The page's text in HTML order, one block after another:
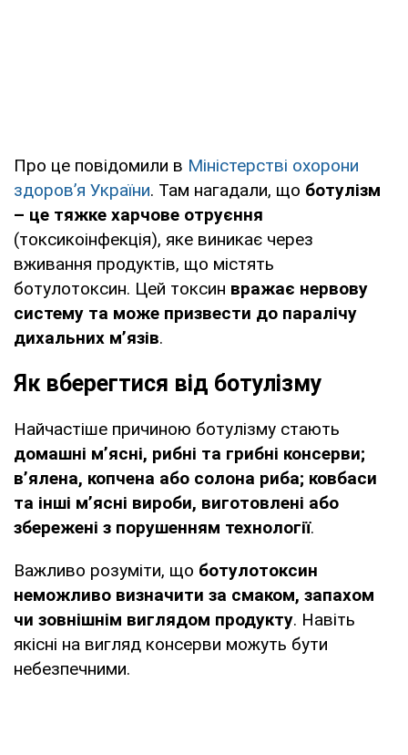
Про це повідомили в Міністерстві охорони
здоровʼя України. Там нагадали, що ботулізм
– це тяжке харчове отруєння
(токсикоінфекція), яке виникає через
вживання продуктів, що містять
ботулотоксин. Цей токсин вражає нервову
систему та може призвести до паралічу
дихальних м’язів.
Як вберегтися від ботулізму
Найчастіше причиною ботулізму стають
домашні м’ясні, рибні та грибні консерви;
в’ялена, копчена або солона риба; ковбаси
та інші м’ясні вироби, виготовлені або
збережені з порушенням технології.
Важливо розуміти, що ботулотоксин
неможливо визначити за смаком, запахом
чи зовнішнім виглядом продукту. Навіть
якісні на вигляд консерви можуть бути
небезпечними.